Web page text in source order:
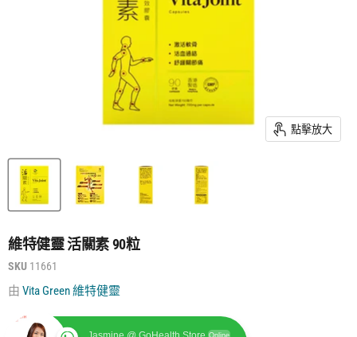
點擊放大
維特健靈 活關素 90粒
SKU 11661
由 Vita Green 維特健靈
Online